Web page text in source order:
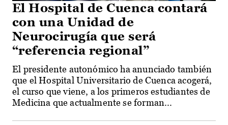
El Hospital de Cuenca contará
con una Unidad de
Neurocirugía que será
“referencia regional”
El presidente autonómico ha anunciado también
que el Hospital Universitario de Cuenca acogerá,
el curso que viene, a los primeros estudiantes de
Medicina que actualmente se forman...